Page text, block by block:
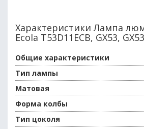
Характеристики Лампа
Ecola T53D11ECB, GX53,
Общие характеристики
Тип лампы
Матовая
Форма колбы
Тип цоколя